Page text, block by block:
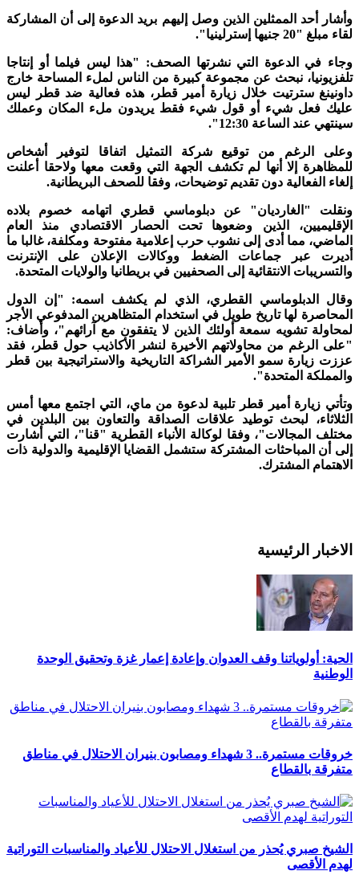
وأشار أحد الممثلين الذين وصل إليهم بريد الدعوة إلى أن المشاركة
لقاء مبلغ "20 جنيها إسترلينيا".
وجاء في الدعوة التي نشرتها الصحف: "هذا ليس فيلما أو إنتاجا
تلفزيونيا، نبحث عن مجموعة كبيرة من الناس لملء المساحة خارج
داونينغ سترتيت خلال زيارة أمير قطر، هذه فعالية ضد قطر ليس
عليك فعل شيء أو قول شيء فقط يريدون ملء المكان وعملك
سينتهي عند الساعة 12:30".
وعلى الرغم من توقيع شركة التمثيل اتفاقا لتوفير أشخاص
للمظاهرة إلا أنها لم تكشف الجهة التي وقعت معها ولاحقا أعلنت
إلغاء الفعالية دون تقديم توضيحات، وفقا للصحف البريطانية.
ونقلت "الغارديان" عن دبلوماسي قطري اتهامه خصوم بلاده
الإقليميين، الذين وضعوها تحت الحصار الاقتصادي منذ العام
الماضي، مما أدى إلى نشوب حرب إعلامية مفتوحة ومكلفة، غالبا ما
أديرت عبر جماعات الضغط ووكالات الإعلان على الإنترنت
والتسريبات الانتقائية إلى الصحفيين في بريطانيا والولايات المتحدة.
وقال الدبلوماسي القطري، الذي لم يكشف اسمه: "إن الدول
المحاصرة لها تاريخ طويل في استخدام المتظاهرين المدفوعي الأجر
لمحاولة تشويه سمعة أولئك الذين لا يتفقون مع آرائهم"، وأضاف:
"على الرغم من محاولاتهم الأخيرة لنشر الأكاذيب حول قطر، فقد
عززت زيارة سمو الأمير الشراكة التاريخية والاستراتيجية بين قطر
والمملكة المتحدة".
وتأتي زيارة أمير قطر تلبية لدعوة من ماي، التي اجتمع معها أمس
الثلاثاء، لبحث توطيد علاقات الصداقة والتعاون بين البلدين في
مختلف المجالات"، وفقا لوكالة الأنباء القطرية "قنا"، التي أشارت
إلى أن المباحثات المشتركة ستشمل القضايا الإقليمية والدولية ذات
الاهتمام المشترك.
الاخبار الرئيسية
الحية: أولوياتنا وقف العدوان وإعادة إعمار غزة وتحقيق الوحدة
الوطنية
خروقات مستمرة.. 3 شهداء ومصابون بنيران الاحتلال في مناطق
متفرقة بالقطاع
الشيخ صبري يُحذر من استغلال الاحتلال للأعياد والمناسبات التوراتية
لهدم الأقصى